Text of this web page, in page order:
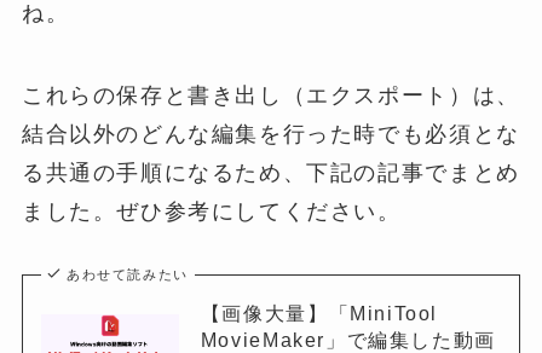
ね。
これらの保存と書き出し（エクスポート）は、
結合以外のどんな編集を行った時でも必須とな
る共通の手順になるため、下記の記事でまとめ
ました。ぜひ参考にしてください。
あわせて読みたい
【画像大量】「MiniTool
MovieMaker」で編集した動画